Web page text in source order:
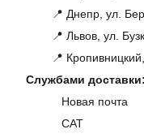
📍 Днепр, ул.
📍 Львов, ул.
📍 Кропивницкий,
Службами доставки:
Новая почта
САТ